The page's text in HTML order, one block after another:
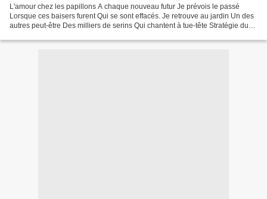
L'amour chez les papillons A chaque nouveau futur Je prévois le passé
Lorsque ces baisers furent Qui se sont effacés. Je retrouve au jardin Un des
autres peut-être Des milliers de serins Qui chantent à tue-tête Stratégie du